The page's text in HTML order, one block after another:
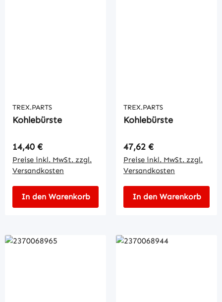
TREX.PARTS
Kohlebürste
Regulärer Preis:
14,40 €
Preise inkl. MwSt. zzgl.
Versandkosten
In den Warenkorb
TREX.PARTS
Kohlebürste
Regulärer Preis:
47,62 €
Preise inkl. MwSt. zzgl.
Versandkosten
In den Warenkorb